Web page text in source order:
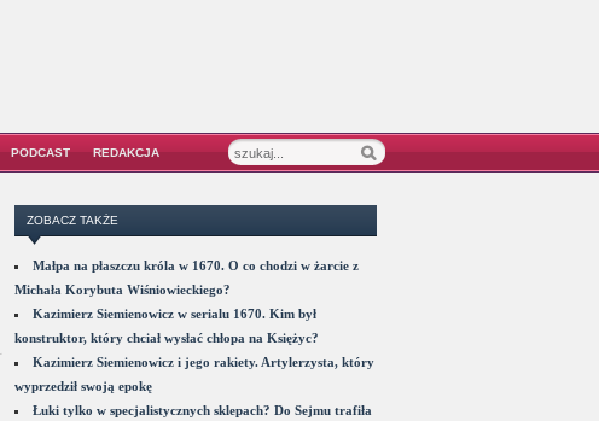
PODCAST REDAKCJA
ZOBACZ TAKŻE
Małpa na płaszczu króla w 1670. O co chodzi w żarcie z
Michała Korybuta Wiśniowieckiego?
Kazimierz Siemienowicz w serialu 1670. Kim był
konstruktor, który chciał wysłać chłopa na Księżyc?
Kazimierz Siemienowicz i jego rakiety. Artylerzysta, który
wyprzedził swoją epokę
Łuki tylko w specjalistycznych sklepach? Do Sejmu trafiła